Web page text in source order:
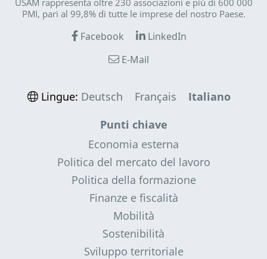
PMI, pari al 99,8% di tutte le imprese del nostro Paese.
Facebook
LinkedIn
E-Mail
Lingue: Deutsch Français
Italiano
Punti chiave
Economia esterna
Politica del mercato del lavoro
Politica della formazione
Finanze e fiscalità
Mobilità
Sostenibilità
Sviluppo territoriale